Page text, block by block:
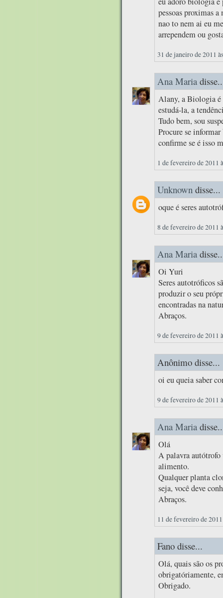
pessoas proximas
nao to nem ai eu
arrependem ou
31 de janeiro de 2011
Ana Maria
Alany, a Biologia é
estudá-la, a
Tudo bem, sou
Procure se informar
confirme se é isso
1 de fevereiro de 2011
Unknown disse...
oque é seres
8 de fevereiro de 2011
Ana Maria
Oi Yuri
Seres autotróficos
produzir o seu
encontradas na
Abraços.
9 de fevereiro de 2011
Anônimo disse...
oi eu queia saber
9 de fevereiro de 2011
Ana Maria
Olá
A palavra
alimento.
Qualquer planta
seja, você deve
Abraços.
11 de fevereiro de
Fano disse...
Olá, quais são os
obrigatóriamente,
Obrigado.